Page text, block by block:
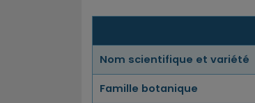
Nom scientifique et variété
Famille botanique